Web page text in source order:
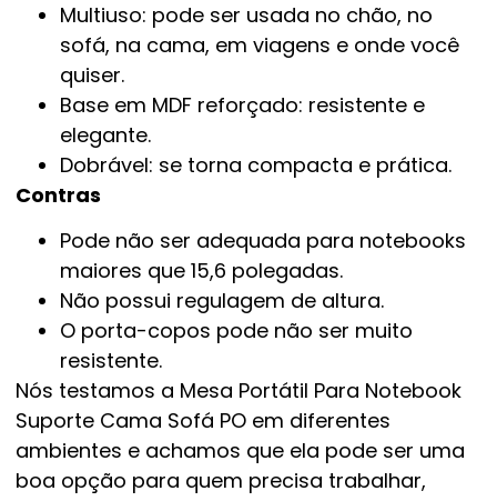
Multiuso: pode ser usada no chão, no
sofá, na cama, em viagens e onde você
quiser.
Base em MDF reforçado: resistente e
elegante.
Dobrável: se torna compacta e prática.
Contras
Pode não ser adequada para notebooks
maiores que 15,6 polegadas.
Não possui regulagem de altura.
O porta-copos pode não ser muito
resistente.
Nós testamos a Mesa Portátil Para Notebook
Suporte Cama Sofá PO em diferentes
ambientes e achamos que ela pode ser uma
boa opção para quem precisa trabalhar,